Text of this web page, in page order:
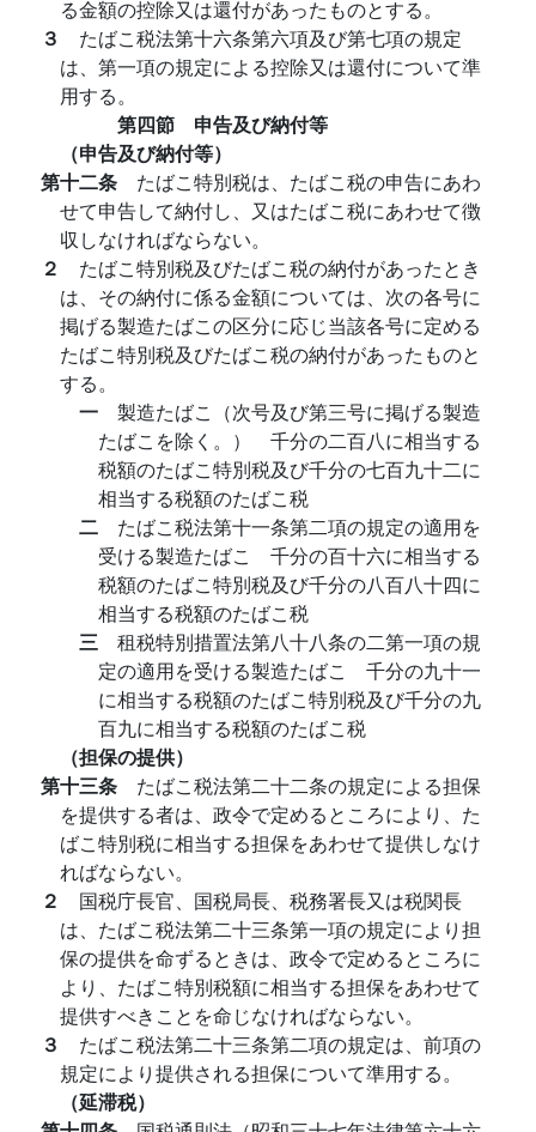
る金額の控除又は還付があったものとする。
３ たばこ税法第十六条第六項及び第七項の規定
は、第一項の規定による控除又は還付について準
用する。
第四節 申告及び納付等
（申告及び納付等）
第十二条 たばこ特別税は、たばこ税の申告にあわ
せて申告して納付し、又はたばこ税にあわせて徴
収しなければならない。
２ たばこ特別税及びたばこ税の納付があったとき
は、その納付に係る金額については、次の各号に
掲げる製造たばこの区分に応じ当該各号に定める
たばこ特別税及びたばこ税の納付があったものと
する。
一 製造たばこ（次号及び第三号に掲げる製造
たばこを除く。） 千分の二百八に相当する
税額のたばこ特別税及び千分の七百九十二に
相当する税額のたばこ税
二 たばこ税法第十一条第二項の規定の適用を
受ける製造たばこ 千分の百十六に相当する
税額のたばこ特別税及び千分の八百八十四に
相当する税額のたばこ税
三 租税特別措置法第八十八条の二第一項の規
定の適用を受ける製造たばこ 千分の九十一
に相当する税額のたばこ特別税及び千分の九
百九に相当する税額のたばこ税
（担保の提供）
第十三条 たばこ税法第二十二条の規定による担保
を提供する者は、政令で定めるところにより、た
ばこ特別税に相当する担保をあわせて提供しなけ
ればならない。
２ 国税庁長官、国税局長、税務署長又は税関長
は、たばこ税法第二十三条第一項の規定により担
保の提供を命ずるときは、政令で定めるところに
より、たばこ特別税額に相当する担保をあわせて
提供すべきことを命じなければならない。
３ たばこ税法第二十三条第二項の規定は、前項の
規定により提供される担保について準用する。
（延滞税）